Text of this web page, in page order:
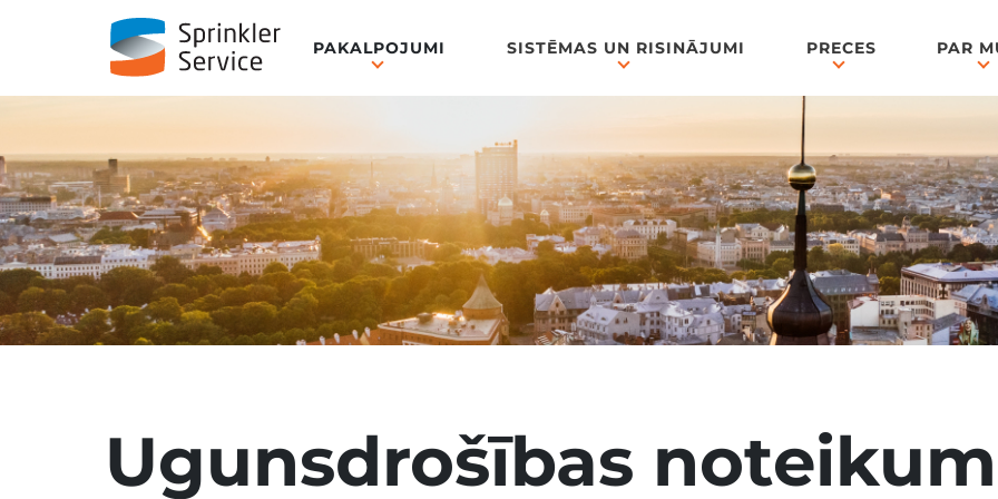
PAKALPOJUMI SISTĒMAS UN RISINĀJUMI PRECES PAR
Ugunsdrošības